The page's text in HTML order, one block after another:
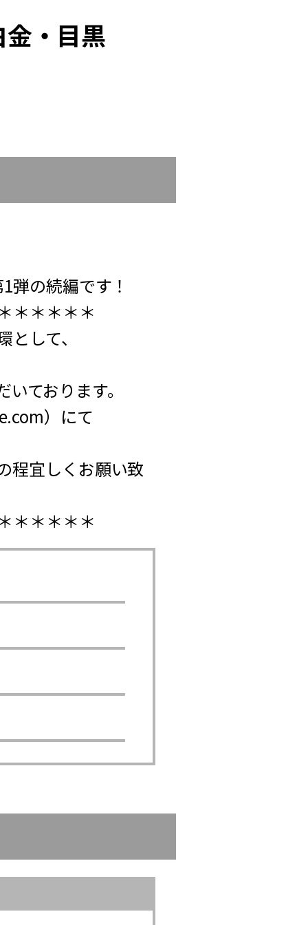
・目黒
弾の続編です！
＊＊＊＊＊
して、
ております。
）にて
程宜しくお願い致
＊＊＊＊＊